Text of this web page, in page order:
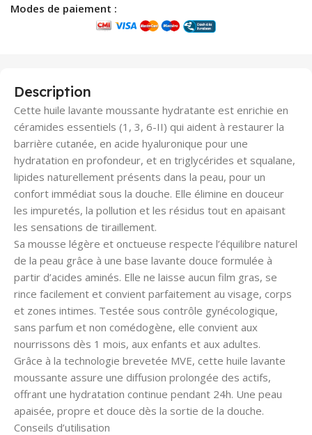
Modes de paiement :
Description
Cette huile lavante moussante hydratante est enrichie en
céramides essentiels (1, 3, 6-II) qui aident à restaurer la
barrière cutanée, en acide hyaluronique pour une
hydratation en profondeur, et en triglycérides et squalane,
lipides naturellement présents dans la peau, pour un
confort immédiat sous la douche. Elle élimine en douceur
les impuretés, la pollution et les résidus tout en apaisant
les sensations de tiraillement.
Sa mousse légère et onctueuse respecte l’équilibre naturel
de la peau grâce à une base lavante douce formulée à
partir d’acides aminés. Elle ne laisse aucun film gras, se
rince facilement et convient parfaitement au visage, corps
et zones intimes. Testée sous contrôle gynécologique,
sans parfum et non comédogène, elle convient aux
nourrissons dès 1 mois, aux enfants et aux adultes.
Grâce à la technologie brevetée MVE, cette huile lavante
moussante assure une diffusion prolongée des actifs,
offrant une hydratation continue pendant 24h. Une peau
apaisée, propre et douce dès la sortie de la douche.
Conseils d’utilisation